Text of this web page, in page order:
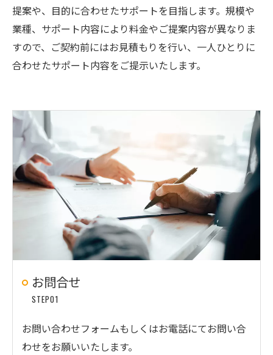
提案や、目的に合わせたサポートを目指します。規模や
業種、サポート内容により料金やご提案内容が異なりま
すので、ご契約前にはお見積もりを行い、一人ひとりに
合わせたサポート内容をご提示いたします。
お問合せ
STEP01
お問い合わせフォームもしくはお電話にてお問い合
わせをお願いいたします。